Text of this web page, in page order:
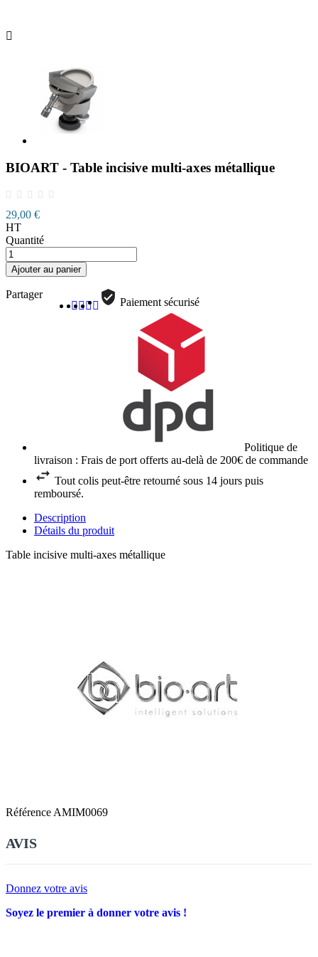

BIOART - Table incisive multi-axes métallique
29,00 €
HT
Quantité
Ajouter au panier
Partager
Paiement sécurisé
Politique de
livraison : Frais de port offerts au-delà de 200€ de commande
Tout colis peut-être retourné sous 14 jours puis
remboursé.
Description
Détails du produit
Table incisive multi-axes métallique
Référence AMIM0069
AVIS
Donnez votre avis
Soyez le premier à donner votre avis !